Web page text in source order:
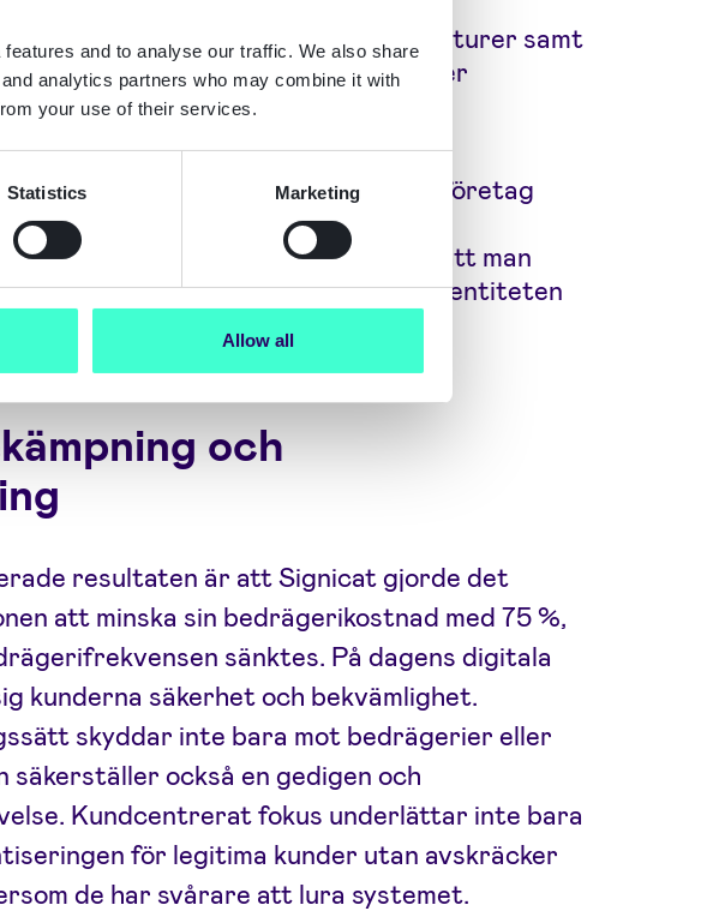
and to analyse our traffic. We also share
analytics partners who may combine it with
your use of their services.
Statistics Marketing
Allow all
tack vare digitaliserade signaturer samt
att skriva ut mer än 1,1 miljoner
första året.
än 6 månader.
en av Signicats kunder, ett konsultföretag
effektivitetsförbättringar tack vare
vilket resulterade i att man
per år när man skulle verifiera identiteten
och
resultaten är att Signicat gjorde det
att minska sin bedrägerikostnad med 75 %,
sänktes. På dagens digitala
kunderna säkerhet och bekvämlighet.
skyddar inte bara mot bedrägerier eller
också en gedigen och
Kundcentrerat fokus underlättar inte bara
för legitima kunder utan avskräcker
de har svårare att lura systemet.